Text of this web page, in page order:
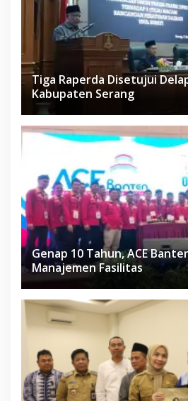
Tiga Raperda Disetujui
Kabupaten Serang
Genap 10 Tahun, ACE
Manajemen Fasilitas